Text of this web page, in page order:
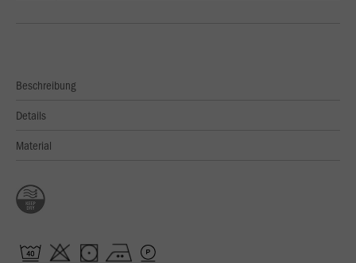
Beschreibung
Details
Material